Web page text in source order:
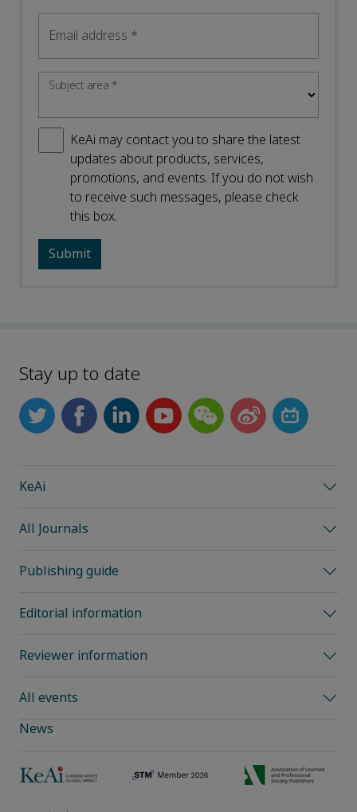
Email address *
Subject area*
KeAi may contact you to share the latest
updates about products, services,
promotions, and events. If you do not wish
to receive such messages, please check
this box.
Stay up to date
KeAi
All Journals
Publishing guide
Editorial information
Reviewer information
All events
News